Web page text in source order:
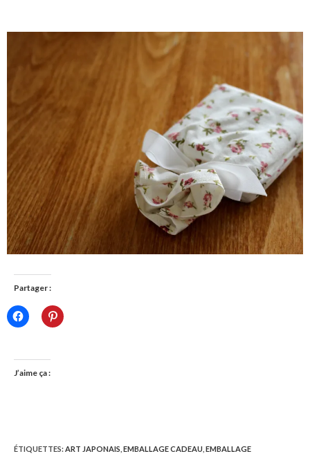
Partager :
J’aime ça :
ÉTIQUETTES:ART JAPONAIS EMBALLAGE CADEAU EMBALLAGE